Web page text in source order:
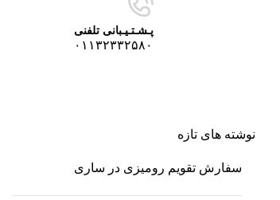
پـشـتـیـبانی تلفنی
۰۱۱۳۲۳۳۲۵۸۰
نوشته های تازه
سفارش تقویم رومیزی در ساری